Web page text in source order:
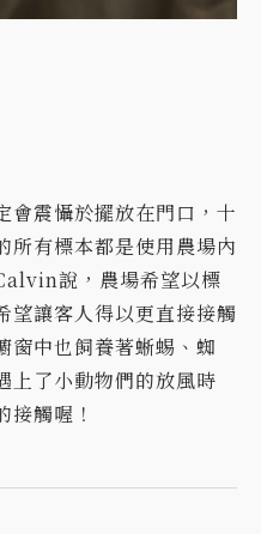
會震懾於擺放在門口，十
所有標本都是使用農場內
說，農場希望以標
望讓客人得以更直接接觸
窗中也飼養著蜥蜴、蜘
上了小動物們的放風時
觸喔！